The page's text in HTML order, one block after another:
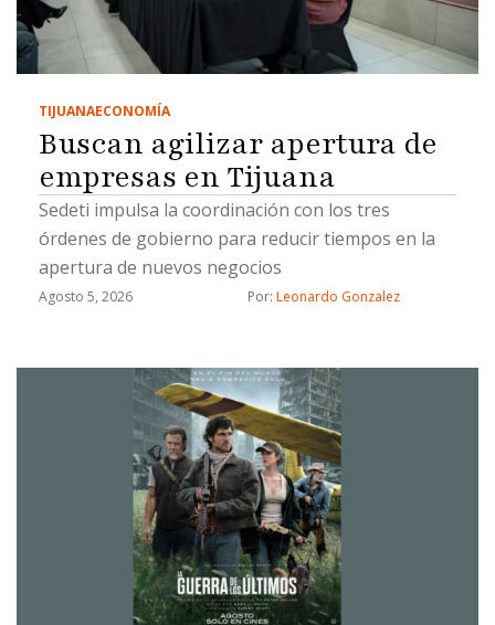
TIJUANAECONOMÍA
Buscan agilizar apertura de
empresas en Tijuana
Sedeti impulsa la coordinación con los tres
órdenes de gobierno para reducir tiempos en la
apertura de nuevos negocios
Agosto 5, 2026 Por: Leonardo Gonzalez